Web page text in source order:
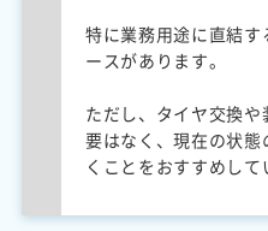
特に業務用途に直結
ースがあります。
ただし、タイヤ交換
要はなく、現在の状
くことをおすすめして